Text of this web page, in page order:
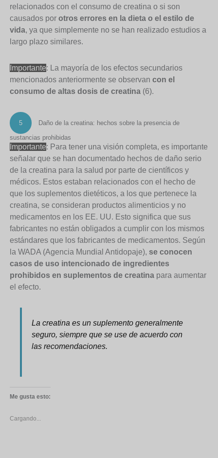
relacionados con el consumo de creatina o si son
causados por otros errores en la dieta o el estilo de
vida, ya que simplemente no se han realizado estudios a
largo plazo similares.
Importante: La mayoría de los efectos secundarios
mencionados anteriormente se observan con el
consumo de altas dosis de creatina (6).
5
Daño de la creatina: hechos sobre la presencia de
sustancias prohibidas
Importante: Para tener una visión completa, es importante
señalar que se han documentado hechos de daño serio
de la creatina para la salud por parte de científicos y
médicos. Estos estaban relacionados con el hecho de
que los suplementos dietéticos, a los que pertenece la
creatina, se consideran productos alimenticios y no
medicamentos en los EE. UU. Esto significa que sus
fabricantes no están obligados a cumplir con los mismos
estándares que los fabricantes de medicamentos. Según
la WADA (Agencia Mundial Antidopaje), se conocen
casos de uso intencionado de ingredientes
prohibidos en suplementos de creatina para aumentar
el efecto.
La creatina es un suplemento generalmente
seguro, siempre que se use de acuerdo con
las recomendaciones.
Me gusta esto:
Cargando...